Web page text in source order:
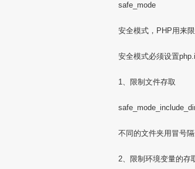
safe_mode
安全模式，PHP用来
安全模式必须设置
1、限制文件存取
不同的文件夹用冒号
2、限制环境变量的存